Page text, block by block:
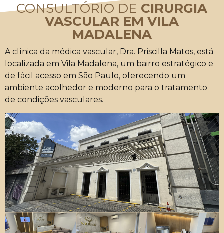
CONSULTÓRIO DE CIRURGIA
VASCULAR EM VILA
MADALENA
A clínica da médica vascular, Dra. Priscilla Matos, está
localizada em Vila Madalena, um bairro estratégico e
de fácil acesso em São Paulo, oferecendo um
ambiente acolhedor e moderno para o tratamento
de condições vasculares.